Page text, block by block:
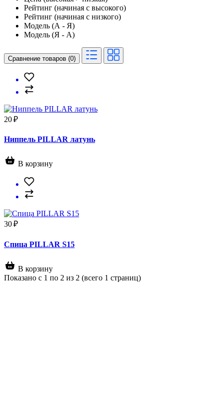
Рейтинг (начиная с высокого)
Рейтинг (начиная с низкого)
Модель (А - Я)
Модель (Я - А)
Сравнение товаров (0)
20 ₽
Ниппель PILLAR латунь
В корзину
30 ₽
Спица PILLAR S15
В корзину
Показано с 1 по 2 из 2 (всего 1 страниц)